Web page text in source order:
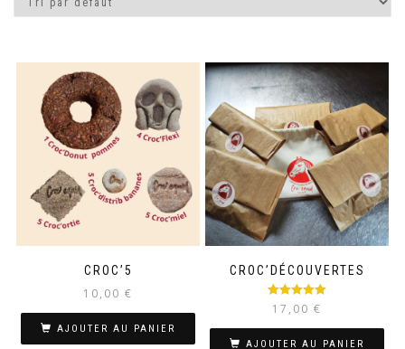
CROC’5
10,00 €
AJOUTER AU PANIER
CROC’DÉCOUVERTES
Note 5.00
sur 5
17,00 €
AJOUTER AU PANIER